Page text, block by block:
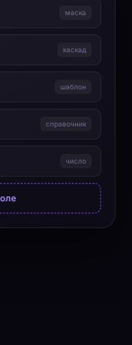
маска
каскад
шаблон
справочник
число